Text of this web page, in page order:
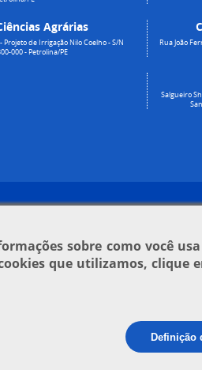
Agrárias
Projeto de Irrigação Nilo Coelho - S/N
000 - Petrolina/PE
Rua João
Salgueiro
sobre como você
que utilizamos, clique